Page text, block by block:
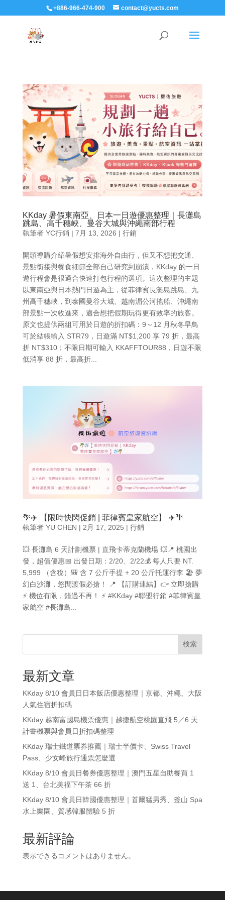
+886-966-474-900 contact@yucts.com
KKday 暑假東南亞、日本一日遊優惠整理｜長灘島
跳島、高千穗峽、曼谷大城與沖繩南部行程
執筆者 YC行銷| 7月 13, 2026 | 行銷
開頭導購介紹暑假想安排海外自由行，但又不想把交通、
景點銜接與餐食細節全部自己研究到崩潰，KKday 的一日
遊行程會是很適合快速打包行程的選項。這次整理的主題
以東南亞與日本熱門日遊為主，從菲律賓長灘島跳島、九
州高千穗峽，到泰國曼谷大城、越南湄公河搖船、沖繩南
部景點一次收進來，適合想把假期玩得更有效率的旅客。
原文也提供兩組可用於日遊的折扣碼：9～12 月秋冬早鳥
可於結帳輸入 STR79，日遊滿 NT$1,200 享 79 折，最高
折 NT$310；不限日期可輸入 KKAFFTOUR88，日遊不限
低消享 88 折，最高折...
🌴✈️ 【限時快閃促銷 | 菲律賓皇家航空】 ✈️🌴
執筆者 YU CHEN | 2月 17, 2025 | 行銷
💥 長灘島 6 天計劃機票 | 直飛卡蒂克蘭機場 💥📍 桃園出
發，超值優惠📅 出發日期：2/20、2/22💰 每人只要 NT.
5,999 （含稅）🎒 含 7 公斤手提 + 20 公斤托運行李 🏖 夢
幻白沙灘，悠閒渡假必搶！ 📍 【訂購連結】👉 立即搶購
⚡ 機位有限，錯過不再！ ⚡ #KKday #聯盟行銷 #菲律賓皇
家航空 #長灘島...
検索
最新文章
KKday 8/10 會員日日本飯店優惠整理｜京都、沖繩、大阪
人氣住宿折扣碼
KKday 越南富國島機票優惠｜越捷航空桃園直飛 5／6 天
計畫機票與會員日折扣碼整理
KKday 瑞士鐵道票券推薦｜瑞士半價卡、Swiss Travel
Pass、少女峰旅行通票怎麼選
KKday 8/10 會員日餐券優惠整理｜澳門五星自助餐買 1
送 1、台北美福下午茶 66 折
KKday 8/10 會員日韓國優惠整理｜首爾猛男秀、釜山 Spa
水上樂園、質感韓服體驗 5 折
最新評論
表示できるコメントはありません。